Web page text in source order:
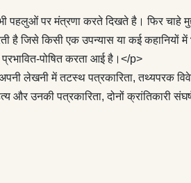
इतिहास में रुचि रखने वालों के लिए
पर मंत्रणा करते दिखते है। फिर चाहे
है जिसे किसी एक उपन्यास या कई
पोषित करता आई है।</p>
लेखनी में तटस्थ पत्रकारिता, तथ्यपरक
और उनकी पत्रकारिता, दोनों क्रांतिकारी